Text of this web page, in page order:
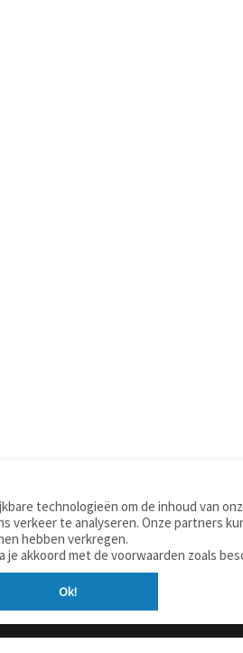
WOORDENBOEKEN
Nederlands - Engels
Nederlands - Duits
Nederlands - Spaans
technologieën om de inhoud van
verkeer te analyseren. Onze partners
hebben verkregen.
akkoord met de voorwaarden zoals
Ok!